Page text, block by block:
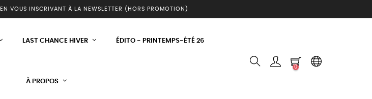
EN VOUS INSCRIVANT À LA NEWSLETTER (HORS PROMOTION)
LAST CHANCE HIVER ÉDITO - PRINTEMPS-ÉTÉ 26
À PROPOS
0